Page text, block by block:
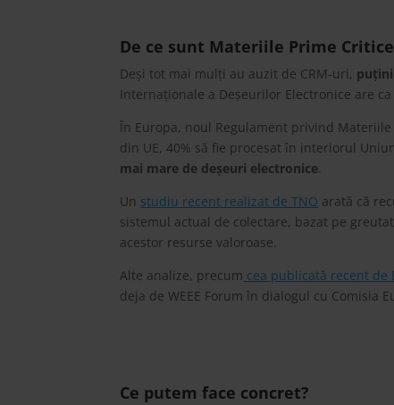
De ce sunt Materiile Prime
Deși tot mai mulți au auzit de CRM-uri,
Internaționale a Deșeurilor Electronice are
În Europa, noul Regulament privind
din UE, 40% să fie procesat în interiorul
mai mare de deșeuri electronice.
Un studiu recent realizat de TNO arată că
sistemul actual de colectare, bazat pe
acestor resurse valoroase.
Alte analize, precum cea publicată recent de
deja de WEEE Forum în dialogul cu Comisia
Ce putem face concret?